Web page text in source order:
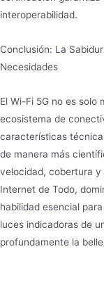
interoperabilidad.
Conclusión: La
Necesidades
El Wi-Fi 5G no es
ecosistema de
características
de manera más
velocidad, cobertura y
Internet de Todo,
habilidad esencial
luces indicadoras de
profundamente la